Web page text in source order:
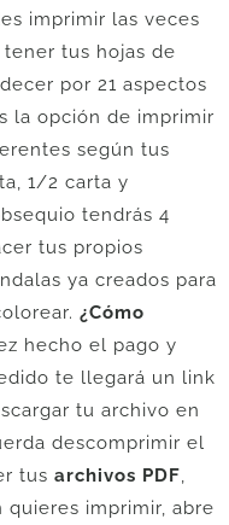
imprimir las veces
tus hojas de
por 21 aspectos
la opción de imprimir
según tus
1/2 carta y
tendrás 4
tus propios
ya creados para
¿Cómo
hecho el pago y
te llegará un link
tu archivo en
descomprimir el
tus archivos PDF,
imprimir, abre